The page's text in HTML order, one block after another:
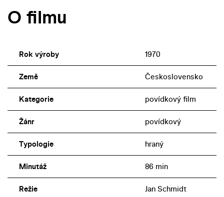
klamech a ošidnostech lásky se objevili ve dvoj- a
O filmu
Rok výroby 1970
Země Československo
Kategorie povídkový film
Žánr povídkový
Typologie hraný
Minutáž 86 min
Režie Jan Schmidt